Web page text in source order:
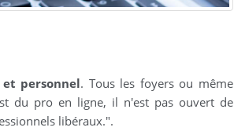
personnel. Tous les foyers ou même
du pro en ligne, il n'est pas ouvert de
libéraux.".